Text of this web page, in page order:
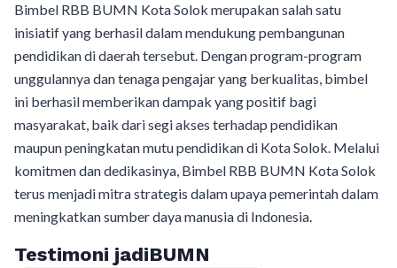
Bimbel RBB BUMN Kota Solok merupakan salah satu
inisiatif yang berhasil dalam mendukung pembangunan
pendidikan di daerah tersebut. Dengan program-program
unggulannya dan tenaga pengajar yang berkualitas, bimbel
ini berhasil memberikan dampak yang positif bagi
masyarakat, baik dari segi akses terhadap pendidikan
maupun peningkatan mutu pendidikan di Kota Solok. Melalui
komitmen dan dedikasinya, Bimbel RBB BUMN Kota Solok
terus menjadi mitra strategis dalam upaya pemerintah dalam
meningkatkan sumber daya manusia di Indonesia.
Testimoni jadiBUMN